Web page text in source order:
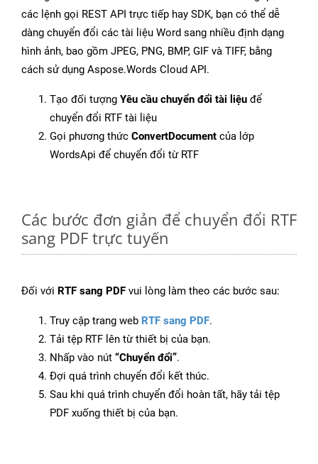
các lệnh gọi REST API trực tiếp hay SDK, bạn có thể dễ
dàng chuyển đổi các tài liệu Word sang nhiều định dạng
hình ảnh, bao gồm JPEG, PNG, BMP, GIF và TIFF, bằng
cách sử dụng Aspose.Words Cloud API.
Tạo đối tượng Yêu cầu chuyển đổi tài liệu để
chuyển đổi RTF tài liệu
Gọi phương thức ConvertDocument của lớp
WordsApi để chuyển đổi từ RTF
Các bước đơn giản để chuyển đổi RTF
sang PDF trực tuyến
Đối với RTF sang PDF vui lòng làm theo các bước sau:
Truy cập trang web RTF sang PDF.
Tải tệp RTF lên từ thiết bị của bạn.
Nhấp vào nút “Chuyển đổi”.
Đợi quá trình chuyển đổi kết thúc.
Sau khi quá trình chuyển đổi hoàn tất, hãy tải tệp
PDF xuống thiết bị của bạn.